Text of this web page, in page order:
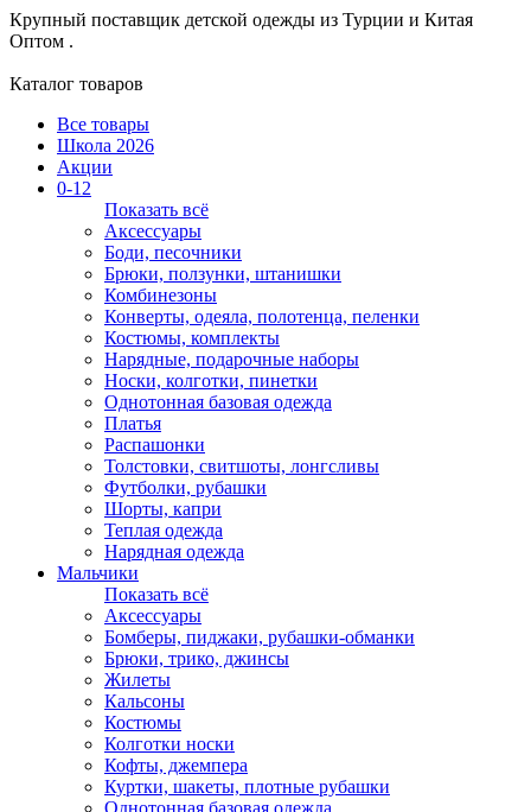
Крупный поставщик детской одежды из Турции и Китая
Оптом .
Каталог товаров
Все товары
Школа 2026
Акции
0-12
Показать всё
Аксессуары
Боди, песочники
Брюки, ползунки, штанишки
Комбинезоны
Конверты, одеяла, полотенца, пеленки
Костюмы, комплекты
Нарядные, подарочные наборы
Носки, колготки, пинетки
Однотонная базовая одежда
Платья
Распашонки
Толстовки, свитшоты, лонгсливы
Футболки, рубашки
Шорты, капри
Теплая одежда
Нарядная одежда
Мальчики
Показать всё
Аксессуары
Бомберы, пиджаки, рубашки-обманки
Брюки, трико, джинсы
Жилеты
Кальсоны
Костюмы
Колготки носки
Кофты, джемпера
Куртки, шакеты, плотные рубашки
Однотонная базовая одежда